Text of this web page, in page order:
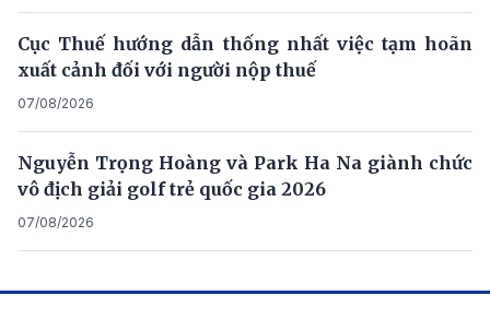
Cục Thuế hướng dẫn thống nhất việc tạm hoãn
xuất cảnh đối với người nộp thuế
07/08/2026
Nguyễn Trọng Hoàng và Park Ha Na giành chức
vô địch giải golf trẻ quốc gia 2026
07/08/2026